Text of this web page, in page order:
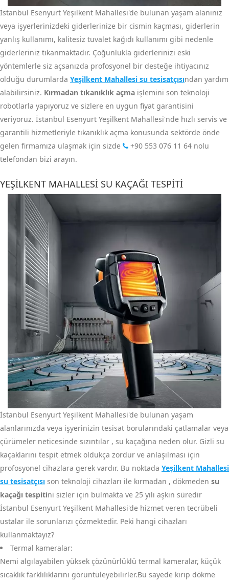
İstanbul Esenyurt Yeşilkent Mahallesi'de bulunan yaşam alanınız
veya işyerlerinizdeki giderlerinize bir cismin kaçması, giderlerin
yanlış kullanımı, kalitesiz tuvalet kağıdı kullanımı gibi nedenle
giderleriniz tıkanmaktadır. Çoğunlukla giderlerinizi eski
yöntemlerle siz açsanızda profosyonel bir desteğe ihtiyacınız
olduğu durumlarda Yeşilkent Mahallesi su tesisatçısından yardım
alabilirsiniz. Kırmadan tıkanıklık açma işlemini son teknoloji
robotlarla yapıyoruz ve sizlere en uygun fiyat garantisini
veriyoruz. İstanbul Esenyurt Yeşilkent Mahallesi'nde hızlı servis ve
garantili hizmetleriyle tıkanıklık açma konusunda sektörde önde
gelen firmamıza ulaşmak için sizde
+90 553 076 11 64 nolu
telefondan bizi arayın.
YEŞILKENT MAHALLESI SU KAÇAĞI TESPITI
İstanbul Esenyurt Yeşilkent Mahallesi'de bulunan yaşam
alanlarınızda veya işyerinizin tesisat borularındaki çatlamalar veya
çürümeler neticesinde sızıntılar , su kaçağına neden olur. Gizli su
kaçaklarını tespit etmek oldukça zordur ve anlaşılması için
profosyonel cihazlara gerek vardır. Bu noktada Yeşilkent Mahallesi
su tesisatçısı son teknoloji cihazları ile kırmadan , dökmeden su
kaçağı tespitini sizler için bulmakta ve 25 yılı aşkın süredir
İstanbul Esenyurt Yeşilkent Mahallesi'de hizmet veren tecrübeli
ustalar ile sorunlarızı çözmektedir. Peki hangi cihazları
kullanmaktayız?
Termal kameralar:
Nemi algılayabilen yüksek çözünürlüklü termal kameralar, küçük
sıcaklık farklılıklarını görüntüleyebilirler.Bu sayede kırıp dökme